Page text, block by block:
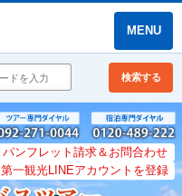
MENU
検索する
パンフレット請求＆お問合わせ
第一観光LINEアカウントを登録